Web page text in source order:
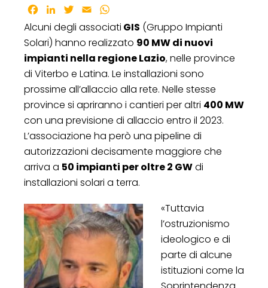
Facebook
LinkedInTwitter
Email
Alcuni degli associati GIS (Gruppo Impianti
Solari) hanno realizzato 90 MW di nuovi
impianti nella regione Lazio, nelle province
di Viterbo e Latina. Le installazioni sono
prossime all’allaccio alla rete. Nelle stesse
province si apriranno i cantieri per altri 400 MW
con una previsione di allaccio entro il 2023.
L’associazione ha però una pipeline di
autorizzazioni decisamente maggiore che
arriva a 50 impianti per oltre 2 GWdi
installazioni solari a terra.
«Tuttavia
l’ostruzionismo
ideologico e di
parte di alcune
istituzioni come la